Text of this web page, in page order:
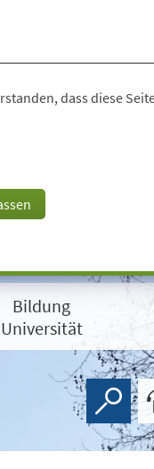
dass diese
Bildung
Universität